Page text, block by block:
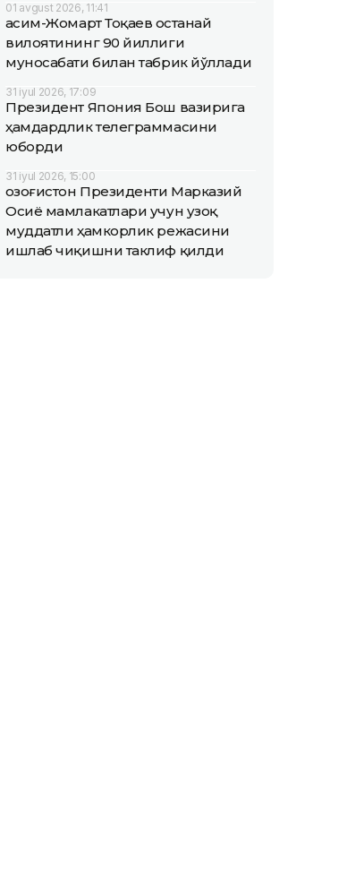
01 avgust 2026, 11:41
Қасим-Жомарт Тоқаев Қостанай
вилоятининг 90 йиллиги
муносабати билан табрик йўллади
31 iyul 2026, 17:09
Президент Япония Бош вазирига
ҳамдардлик телеграммасини
юборди
31 iyul 2026, 15:00
Қозоғистон Президенти Марказий
Осиё мамлакатлари учун узоқ
муддатли ҳамкорлик режасини
ишлаб чиқишни таклиф қилди